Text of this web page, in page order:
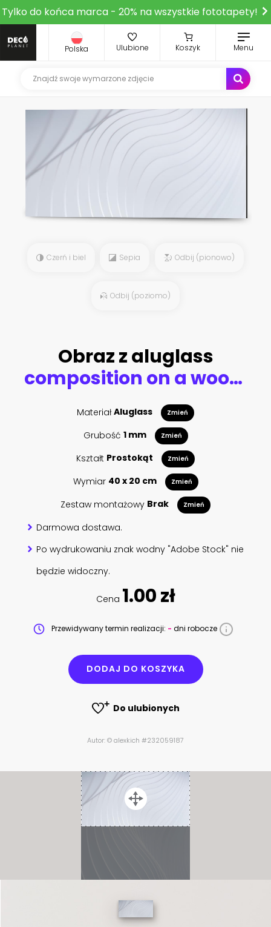
Tylko do końca marca - 20% na wszystkie fototapety!
Polska Ulubione Koszyk Menu
Czerń i biel Sepia Odbij (pionowo)
Odbij (poziomo)
Obraz z aluglass
composition on a wooden floor vintage globe with old leather suitcase
MateriałAluglass Zmień
Grubość 1 mm Zmień
Kształt Prostokąt Zmień
Wymiar 40 x 20 cm Zmień
Zestaw montażowy Brak Zmień
Darmowa dostawa.
Po wydrukowaniu znak wodny "Adobe Stock" nie
będzie widoczny.
Cena 1.00 zł
Przewidywany termin realizacji: - dni robocze
DODAJ DO KOSZYKA
Do ulubionych
Autor: © alexkich #232059187